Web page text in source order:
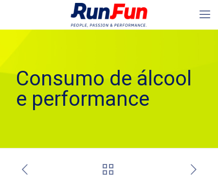
Consumo de álcool
e performance